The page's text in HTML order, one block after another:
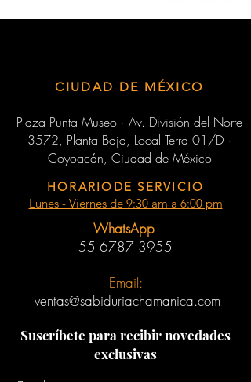
CIUDAD DE MÉXICO
Plaza Punta Museo · Av. División del Norte
3572, Planta Baja, Local Terra 01/D ·
Coyoacán, Ciudad de México
HORARIODE SERVICIO
Lunes - Viernes de 9:30 am a 6:00 pm
WhatsApp
55 6787 3955
Email:
ventas@sabiduriachamanica.com
Suscríbete para recibir novedades
exclusivas